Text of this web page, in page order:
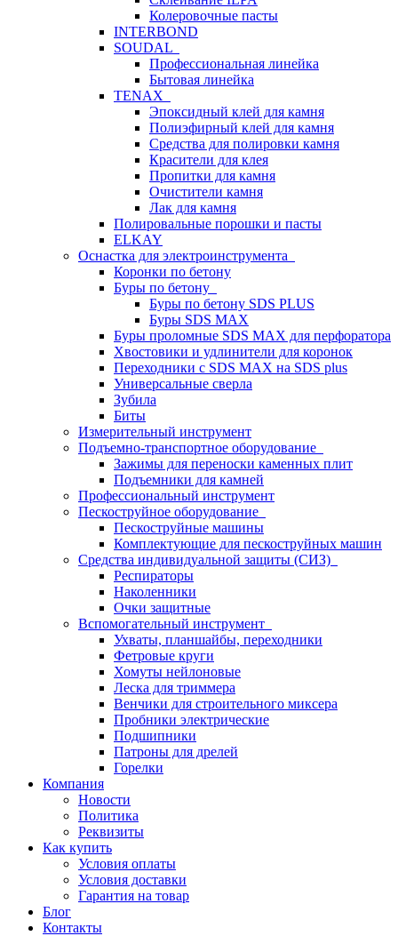
Колеровочные пасты
INTERBOND
SOUDAL
Профессиональная линейка
Бытовая линейка
TENAX
Эпоксидный клей для камня
Полиэфирный клей для камня
Средства для полировки камня
Красители для клея
Пропитки для камня
Очистители камня
Лак для камня
Полировальные порошки и пасты
ELKAY
Оснастка для электроинструмента
Коронки по бетону
Буры по бетону
Буры по бетону SDS PLUS
Буры SDS MAX
Буры проломные SDS MAX для перфоратора
Хвостовики и удлинители для коронок
Переходники с SDS MAX на SDS plus
Универсальные сверла
Зубила
Биты
Измерительный инструмент
Подъемно-транспортное оборудование
Зажимы для переноски каменных плит
Подъемники для камней
Профессиональный инструмент
Пескоструйное оборудование
Пескоструйные машины
Комплектующие для пескоструйных машин
Средства индивидуальной защиты (СИЗ)
Респираторы
Наколенники
Очки защитные
Вспомогательный инструмент
Ухваты, планшайбы, переходники
Фетровые круги
Хомуты нейлоновые
Леска для триммера
Венчики для строительного миксера
Пробники электрические
Подшипники
Патроны для дрелей
Горелки
Компания
Новости
Политика
Реквизиты
Как купить
Условия оплаты
Условия доставки
Гарантия на товар
Блог
Контакты